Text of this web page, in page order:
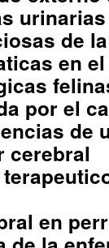
de
en
por el
de
cerebral
en